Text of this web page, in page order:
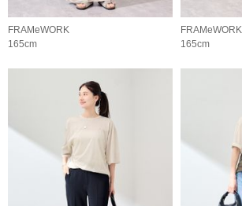
FRAMeWORK
165cm
FRAMeWORK
165cm